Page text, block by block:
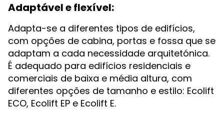
Adaptável e flexível:
Adapta-se a diferentes tipos de edifícios,
com opções de cabina, portas e fossa que se
adaptam a cada necessidade arquitetónica.
É adequado para edifícios residenciais e
comerciais de baixa e média altura, com
diferentes opções de tamanho e estilo: Ecolift
ECO, Ecolift EP e Ecolift E.